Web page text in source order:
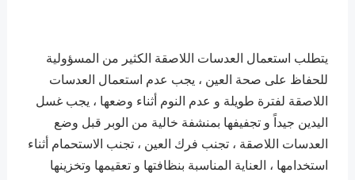
يتطلب استعمال العدسات اللاصقة الكثير من المسؤولية
للحفاظ على صحة العين ، يجب عدم استعمال العدسات
اللاصقة لفترة طويلة و عدم النوم أثناء وضعها ، يجب غسل
اليدين جيداً و تجفيفها بمنشفة خالية من الوبر قبل وضع
العدسات اللاصقة ، تجنب فرك العين ، تجنب الاستحمام أثناء
استخدامها ، العناية المناسبة بنظافتها و تعقيمها وتخزينها